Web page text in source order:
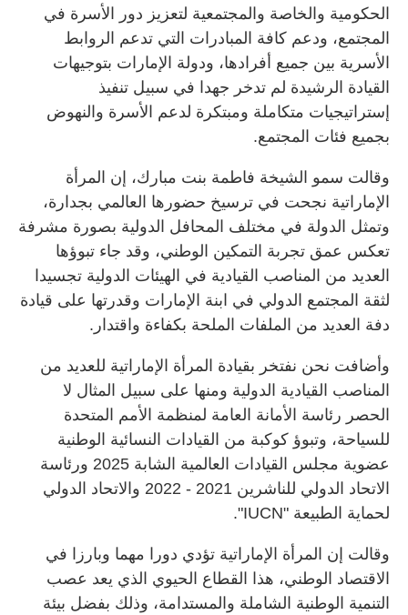
الحكومية والخاصة والمجتمعية لتعزيز دور الأسرة في
المجتمع، ودعم كافة المبادرات التي تدعم الروابط
الأسرية بين جميع أفرادها، ودولة الإمارات بتوجيهات
القيادة الرشيدة لم تدخر جهدا في سبيل تنفيذ
إستراتيجيات متكاملة ومبتكرة لدعم الأسرة والنهوض
بجميع فئات المجتمع.
وقالت سمو الشيخة فاطمة بنت مبارك، إن المرأة
الإماراتية نجحت في ترسيخ حضورها العالمي بجدارة،
وتمثل الدولة في مختلف المحافل الدولية بصورة مشرفة
تعكس عمق تجربة التمكين الوطني، وقد جاء تبوؤها
العديد من المناصب القيادية في الهيئات الدولية تجسيدا
لثقة المجتمع الدولي في ابنة الإمارات وقدرتها على قيادة
دفة العديد من الملفات الملحة بكفاءة واقتدار.
وأضافت نحن نفتخر بقيادة المرأة الإماراتية للعديد من
المناصب القيادية الدولية ومنها على سبيل المثال لا
الحصر رئاسة الأمانة العامة لمنظمة الأمم المتحدة
للسياحة، وتبوؤ كوكبة من القيادات النسائية الوطنية
عضوية مجلس القيادات العالمية الشابة 2025 ورئاسة
الاتحاد الدولي للناشرين 2021 - 2022 والاتحاد الدولي
لحماية الطبيعة "IUCN".
وقالت إن المرأة الإماراتية تؤدي دورا مهما وبارزا في
الاقتصاد الوطني، هذا القطاع الحيوي الذي يعد عصب
التنمية الوطنية الشاملة والمستدامة، وذلك بفضل بيئة